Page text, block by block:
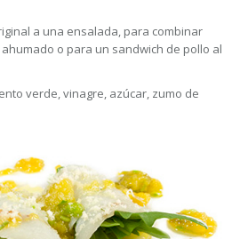
a una ensalada, para combinar
o para un sandwich de pollo al
verde, vinagre, azúcar, zumo de